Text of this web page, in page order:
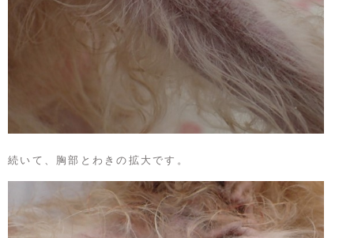
続いて、胸部とわきの拡大です。